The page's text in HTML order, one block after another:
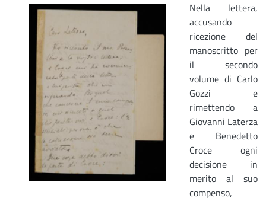
Nella lettera,
accusando
ricezione del
manoscritto per
il secondo
volume di Carlo
Gozzi e
rimettendo a
Giovanni Laterza
e Benedetto
Croce ogni
decisione in
merito al suo
compenso,